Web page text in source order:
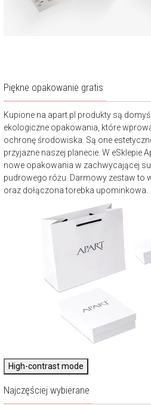
Piękne opakowanie gratis
Kupione na apart.pl produkty są
ekologiczne opakowania, które
ochronę środowiska. Są one
przyjazne naszej planecie. W eSklepie
nowe opakowania w zachwycającej
pudrowego różu. Darmowy zestaw to
oraz dołączona torebka upominkowa.
High-contrast mode
Najczęściej wybierane